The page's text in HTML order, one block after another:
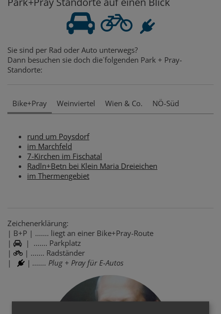
Sie sind per Rad oder Auto unterwegs?
Dann besuchen sie doch die´folgenden Park + Pray-
Standorte:
Bike+Pray Weinviertel Wien & Co. NÖ-Süd
rund um Poysdorf
im Marchfeld
7-Kirchen im Fischatal
Radln+Betn bei Klein Maria Dreieichen
im Thermengebiet
Zeichenerklärung:
| B+P | ....... liegt an einer Bike+Pray-Route
|
| ....... Parkplatz
|
| ....... Radständer
|
| ....... Plug + Pray für E-Autos